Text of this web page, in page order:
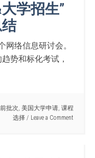
学招生”
网络信息研讨会。
势和标化考试，
批次, 美国大学申请, 课程
选择
Leave a Comment